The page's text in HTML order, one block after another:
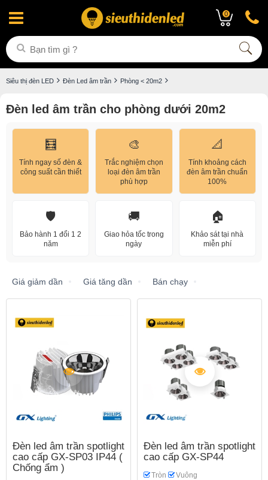
0
Siêu thị đèn LED Đèn Led âm trần Phòng < 20m2
Đèn led âm trần cho phòng dưới 20m2
🧮
Tính ngay số đèn &
công suất cần thiết
🎨
Trắc nghiệm chọn
loại đèn âm trần
phù hợp
📐
Tính khoảng cách
đèn âm trần chuẩn
100%
🛡️
Bảo hành 1 đổi 1 2
năm
🚚
Giao hỏa tốc trong
ngày
🏠
Khảo sát tại nhà
miễn phí
Giá giảm dần Giá tăng dần Bán chạy
Đèn led âm trần spotlight
cao cấp GX-SP03 IP44 (
Chống ẩm )
Đèn led âm trần spotlight
cao cấp GX-SP44
Tròn
Vuông